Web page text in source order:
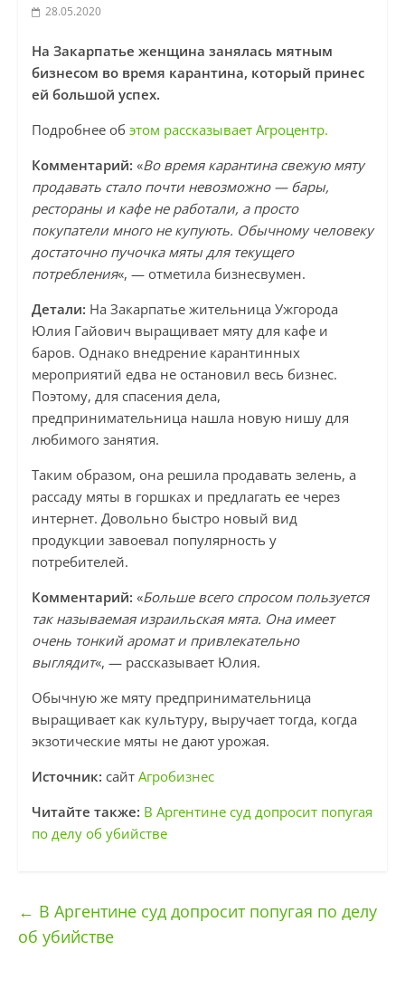
28.05.2020
На Закарпатье женщина занялась мятным
бизнесом во время карантина, который принес
ей большой успех.
Подробнее об этом рассказывает Агроцентр.
Комментарий: «Во время карантина свежую мяту
продавать стало почти невозможно — бары,
рестораны и кафе не работали, а просто
покупатели много не купують. Обычному человеку
достаточно пучочка мяты для текущего
потребления«, — отметила бизнесвумен.
Детали: На Закарпатье жительница Ужгорода
Юлия Гайович выращивает мяту для кафе и
баров. Однако внедрение карантинных
мероприятий едва не остановил весь бизнес.
Поэтому, для спасения дела,
предпринимательница нашла новую нишу для
любимого занятия.
Таким образом, она решила продавать зелень, а
рассаду мяты в горшках и предлагать ее через
интернет. Довольно быстро новый вид
продукции завоевал популярность у
потребителей.
Комментарий: «Больше всего спросом пользуется
так называемая израильская мята. Она имеет
очень тонкий аромат и привлекательно
выглядит«, — рассказывает Юлия.
Обычную же мяту предпринимательница
выращивает как культуру, выручает тогда, когда
экзотические мяты не дают урожая.
Источник: сайт Агробизнес
Читайте также: В Аргентине суд допросит попугая
по делу об убийстве
← В Аргентине суд допросит попугая по делу
об убийстве